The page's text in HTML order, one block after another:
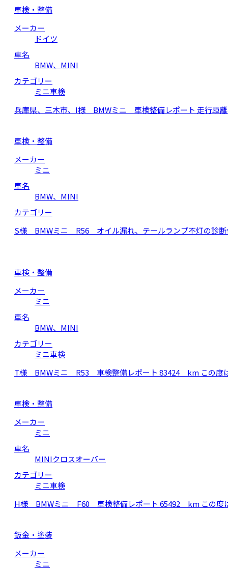
車検・整備
メーカー
ドイツ
車名
BMW、MINI
カテゴリー
ミニ車検
兵庫県、三木市、I様 BMWミニ 車検整備レポート 走行距離
車検・整備
メーカー
ミニ
車名
BMW、MINI
カテゴリー
S様 BMWミニ R56 オイル漏れ、テールランプ不灯の診断
車検・整備
メーカー
ミニ
車名
BMW、MINI
カテゴリー
ミニ車検
T様 BMWミニ R53 車検整備レポート 83424 km この度は
車検・整備
メーカー
ミニ
車名
MINIクロスオーバー
カテゴリー
ミニ車検
H様 BMWミニ F60 車検整備レポート 65492 km この度は
鈑金・塗装
メーカー
ミニ